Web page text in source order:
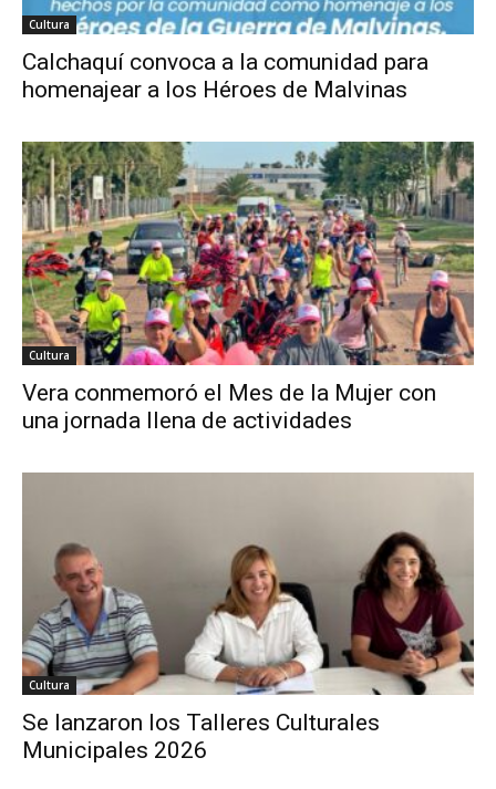
Cultura
Calchaquí convoca a la comunidad para
homenajear a los Héroes de Malvinas
Cultura
Vera conmemoró el Mes de la Mujer con
una jornada llena de actividades
Cultura
Se lanzaron los Talleres Culturales
Municipales 2026